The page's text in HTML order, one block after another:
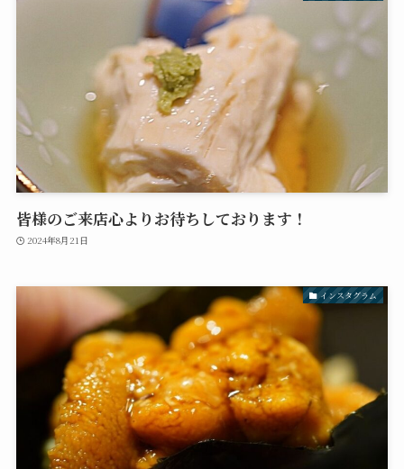
皆様のご来店心よりお待ちしております！
2024年8月21日
インスタグラム